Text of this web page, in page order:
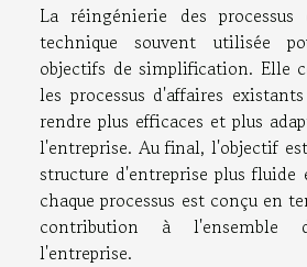
La réingénierie des
technique souvent utilisée
objectifs de simplification. Elle
les processus d'affaires
rendre plus efficaces et plus
l'entreprise. Au final, l'objectif
structure d'entreprise plus fluide
chaque processus est conçu en
contribution à l'ensemble
l'entreprise.